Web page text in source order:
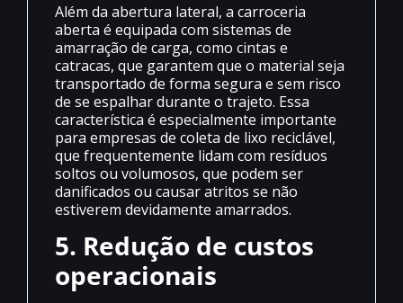
Além da abertura lateral, a carroceria
aberta é equipada com sistemas de
amarração de carga, como cintas e
catracas, que garantem que o material seja
transportado de forma segura e sem risco
de se espalhar durante o trajeto. Essa
característica é especialmente importante
para empresas de coleta de lixo reciclável,
que frequentemente lidam com resíduos
soltos ou volumosos, que podem ser
danificados ou causar atritos se não
estiverem devidamente amarrados.
5. Redução de custos
operacionais